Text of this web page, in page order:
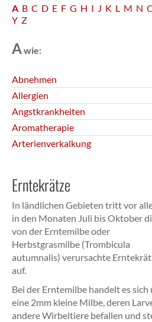
A B C D E F G H I J K L M N
Y Z
Awie:
Abnehmen
Allergien
Angstkrankheiten
Aromatherapie
Arterienverkalkung
Erntekrätze
In ländlichen Gebieten tritt vor
in den Monaten Juli bis Oktober
von der Erntemilbe oder
Herbstgrasmilbe (Trombicula
autumnalis) verursachte
auf.
Bei der Erntemilbe handelt es sich
eine 2mm kleine Milbe, deren
andere Wirbeltiere befallen und